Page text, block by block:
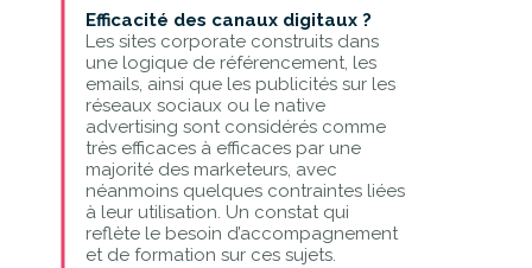
Efficacité des canaux digitaux ?
Les sites corporate construits dans
une logique de référencement, les
emails, ainsi que les publicités sur les
réseaux sociaux ou le native
advertising sont considérés comme
très efficaces à efficaces par une
majorité des marketeurs, avec
néanmoins quelques contraintes liées
à leur utilisation. Un constat qui
reflète le besoin d’accompagnement
et de formation sur ces sujets.